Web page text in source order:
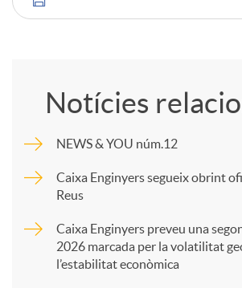
C
p
a
Notícies
NEWS & YOU núm.12
Caixa Enginyers segueix obrint
Reus
Caixa Enginyers preveu una
2026 marcada per la volatilitat
l’estabilitat econòmica